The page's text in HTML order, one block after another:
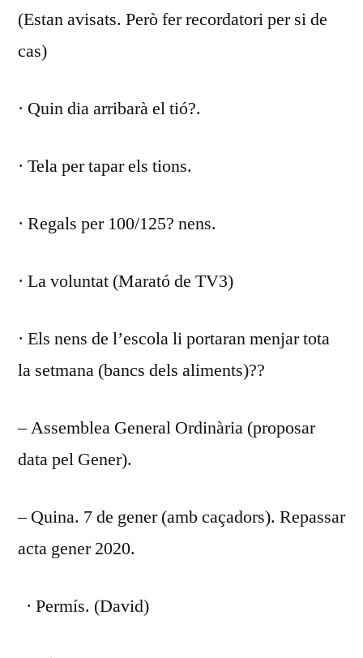
(Estan avisats. Però fer recordatori per si de
cas)
· Quin dia arribarà el tió?.
· Tela per tapar els tions.
· Regals per 100/125? nens.
· La voluntat (Marató de TV3)
· Els nens de l’escola li portaran menjar tota
la setmana (bancs dels aliments)??
– Assemblea General Ordinària (proposar
data pel Gener).
– Quina. 7 de gener (amb caçadors). Repassar
acta gener 2020.
· Permís. (David)